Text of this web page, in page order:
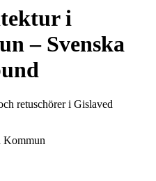
i
– Svenska
retuschörer i Gislaved
Kommun